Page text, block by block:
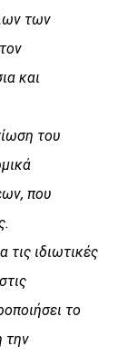
των
και
του
που
τις ιδιωτικές
το
την